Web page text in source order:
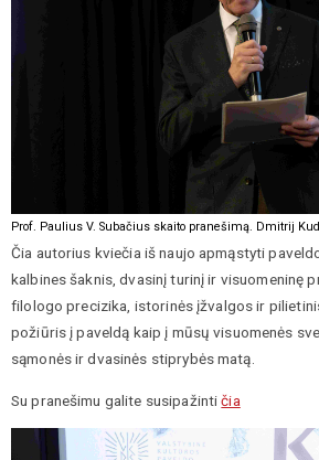
Prof. Paulius V. Subačius skaito pranešimą. Dmitrij
Čia autorius kviečia iš naujo apmąstyti
kalbines šaknis, dvasinį turinį ir visuomeninę
filologo precizika, istorinės įžvalgos ir
požiūris į paveldą kaip į mūsų visuomenės
sąmonės ir dvasinės stiprybės matą.
Su pranešimu galite susipažintičia